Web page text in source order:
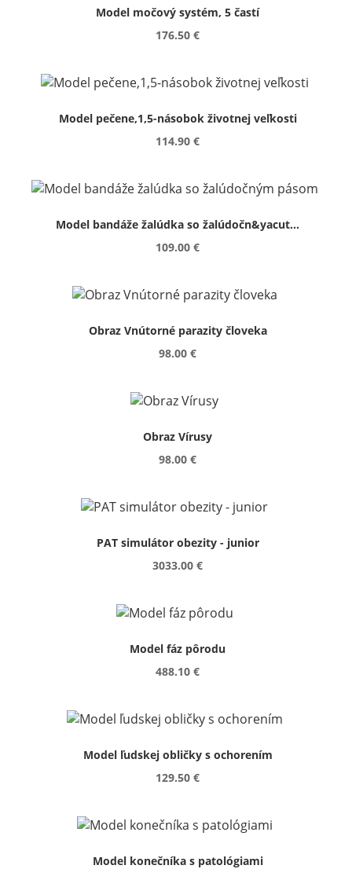
Model močový systém, 5 častí
176.50 €
Model pečene,1,5-násobok životnej veľkosti
114.90 €
Model bandáže žalúdka so žalúdočn&yacut...
109.00 €
Obraz Vnútorné parazity človeka
98.00 €
Obraz Vírusy
98.00 €
PAT simulátor obezity - junior
3033.00 €
Model fáz pôrodu
488.10 €
Model ľudskej obličky s ochorením
129.50 €
Model konečníka s patológiami